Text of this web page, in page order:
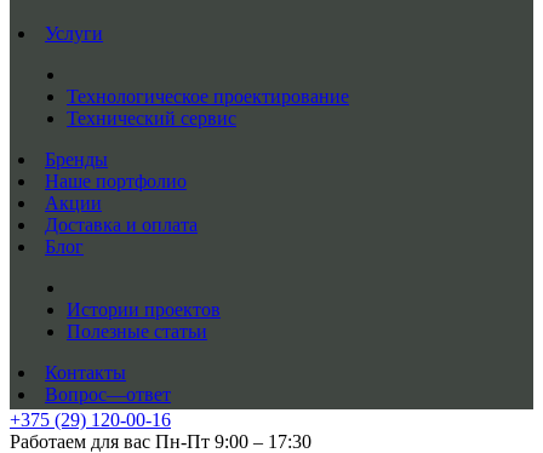
Услуги
Технологическое проектирование
Технический сервис
Бренды
Наше портфолио
Акции
Доставка и оплата
Блог
Истории проектов
Полезные статьи
Контакты
Вопрос—ответ
+375 (29) 120-00-16
Работаем для вас Пн-Пт 9:00 – 17:30